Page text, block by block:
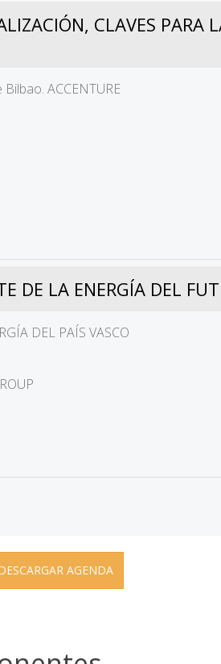
CLAVES PARA
ACCENTURE
DE LA ENERGÍA DEL
DEL PAÍS VASCO
AGENDA